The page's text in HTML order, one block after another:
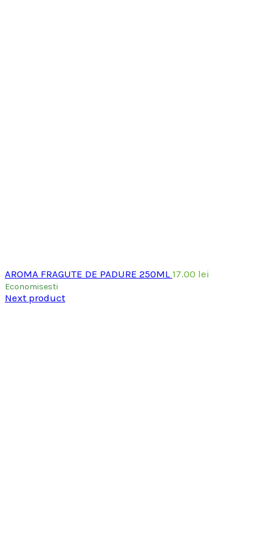
AROMA FRAGUTE DE PADURE 250ML 17.00 lei
Economisesti
Next product